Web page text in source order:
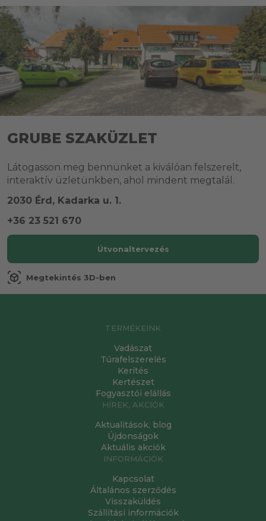
GRUBE SZAKÜZLET
Látogasson meg bennünket a kiválóan felszerelt,
interaktív üzletünkben, ahol mindent megtalál.
2030 Érd, Kadarka u. 1.
+36 23 521 670
Útvonaltervezés
view_in_ar Megtekintés 3D-ben
TERMÉKEINK
Vadászat
Túrafelszerelés
Kerítés
Kertészet
Fogyasztói elállás
HÍREK, AKCIÓK
Aktualitások, blog
Újdonságok
Aktuális akciók
INFORMÁCIÓK
Kapcsolat
Általános szerződés
Visszaküldés
Szállítási információk